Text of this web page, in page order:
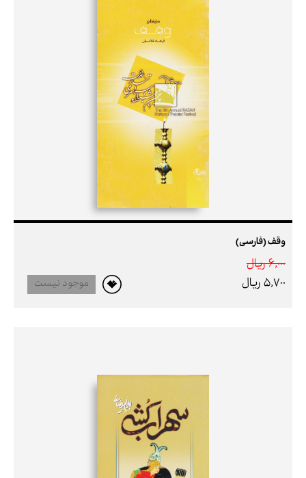
وقف (فارسی)
6,000 ريال
5,700 ريال
موجود نیست